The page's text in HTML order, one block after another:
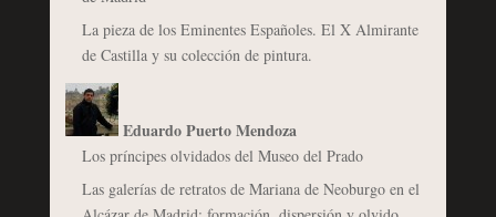
La pieza de los Eminentes Españoles. El X Almirante
de Castilla y su colección de pintura.
Eduardo Puerto Mendoza
Los príncipes olvidados del Museo del Prado
Las galerías de retratos de Mariana de Neoburgo en el